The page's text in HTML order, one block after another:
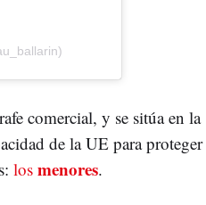
comercial, y se sitúa en la
de la UE para proteger
los menores.